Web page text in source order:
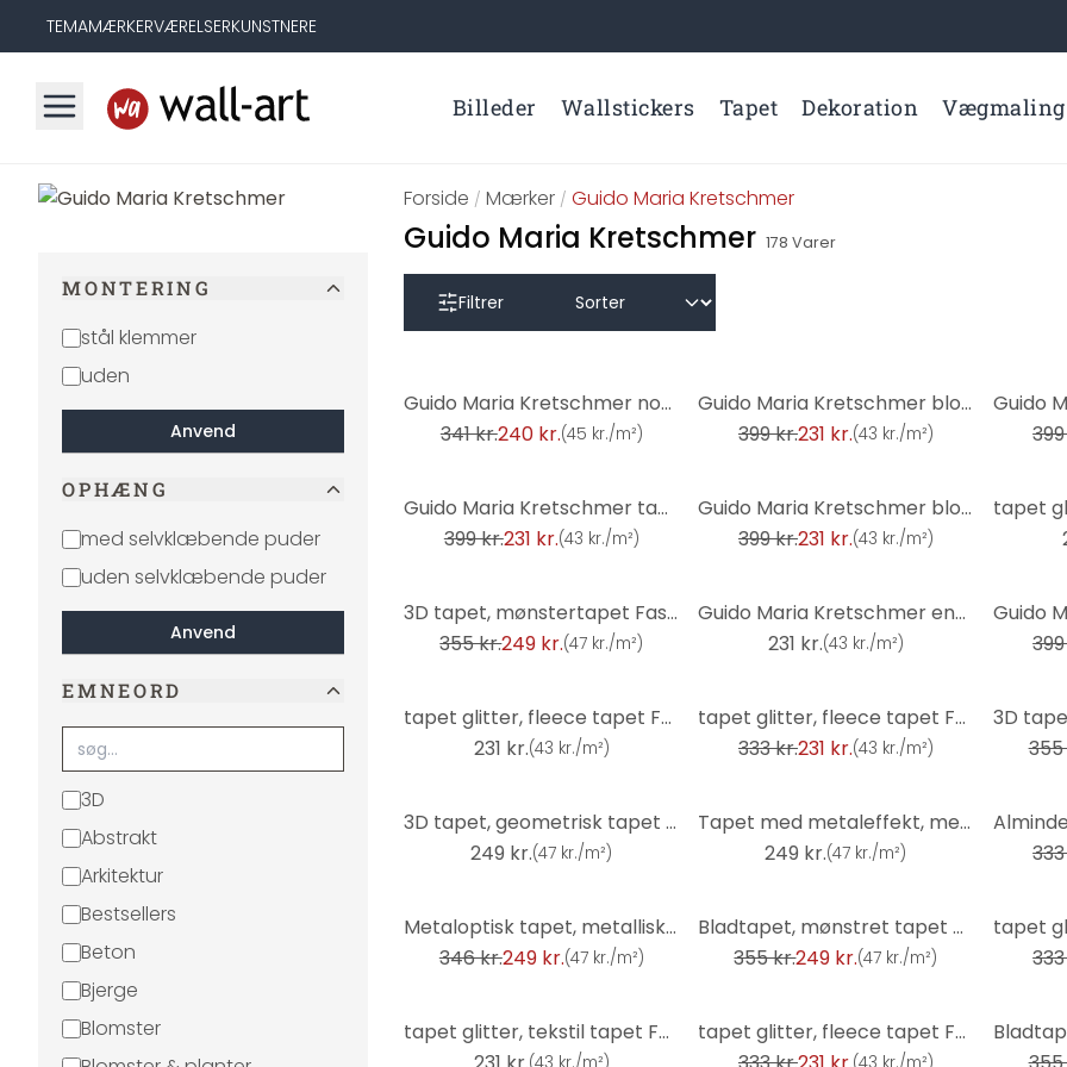
TEMAMÆRKERVÆRELSERKUNSTNERE
Billeder Wallstickers Tapet Dekoration Vægmaling
MONTERING
stål klemmer
uden
Anvend
OPHÆNG
med selvklæbende puder
uden selvklæbende puder
Anvend
EMNEORD
3D
Abstrakt
Arkitektur
Bestsellers
Beton
Bjerge
Blomster
Forside / Mærker /Guido Maria Kretschmer
Guido Maria Kretschmer 178 Varer
Filtrer
Guido Maria Kretschmer non-woven tapet Fashion for Walls okker - luksus baggrundstapet
341 kr.240 kr.(45 kr./m²)
Guido Maria Kretschmer blomstermotiv tapet Floral Glow Fashion for Walls 5 beige
399 kr.231 kr.(43 kr./m²)
Guido Maria Kretschmer tapet med bladmotiv Yamato Fashion for Walls 5 brun
399 kr.231 kr.(43 kr./m²)
Guido Maria Kretschmer blomstermotiv tapet Floral Glow Fashion for Walls 5 brun
399 kr.231 kr.(43 kr./m²)
3D tapet, mønstertapet Fashion for Walls 4 af Guido Maria Kretschmer grøn
355 kr.249 kr.(47 kr./m²)
Guido Maria Kretschmer enhedstapet Echo & Soft Loom Fashion for Walls 5 rød
231 kr.(43 kr./m²)
tapet glitter, fleece tapet Fashion for Walls 4 af Guido Maria Kretschmer lilla
231 kr.(43 kr./m²)
tapet glitter, fleece tapet Fashion for Walls 4 af Guido Maria Kretschmer grøn
333 kr.231 kr.(43 kr./m²)
3D tapet, geometrisk tapet Fashion for Walls 4 af Guido Maria Kretschmer sort
249 kr.(47 kr./m²)
Tapet med metaleffekt, metallisk tapet Fashion for Walls 4 af Guido Maria Kretschmer beige
249 kr.(47 kr./m²)
Metaloptisk tapet, metallisk tapet Fashion for Walls 4 af Guido Maria Kretschmer bronze
346 kr.249 kr.(47 kr./m²)
Bladtapet, mønstret tapet Fashion for Walls 4 af Guido Maria Kretschmer cream
355 kr.249 kr.(47 kr./m²)
tapet glitter, tekstil tapet Fashion for Walls 4 af Guido Maria Kretschmer bronze
tapet glitter, fleece tapet Fashion for Walls 4 af Guido Maria Kretschmer bronze